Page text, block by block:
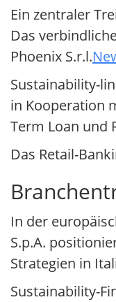
Ein zentraler
Das
Phoenix S.r.l.
Sustainability-
in Kooperation
Term Loan und
Das Retail-
In der
S.p.A.
Strategien in
Sustainability-